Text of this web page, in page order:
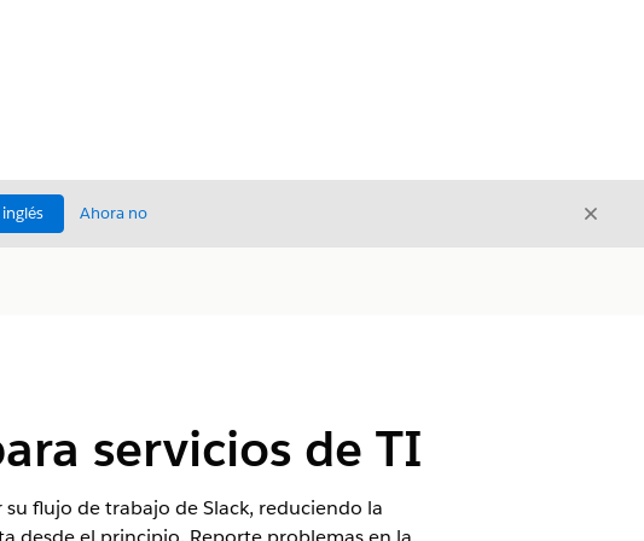
Ahora no Cerrar
servicios de TI
flujo de trabajo de Slack, reduciendo la